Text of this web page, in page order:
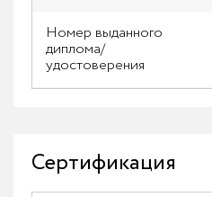
Номер выданного
диплома/
удостоверения
Сертификация